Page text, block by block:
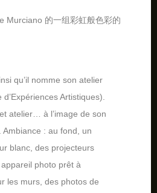
Murciano 的一组彩虹般色彩的
qu’il nomme son atelier
d’Expériences Artistiques).
atelier… à l’image de son
Ambiance : au fond, un
blanc, des projecteurs
photo prêt à
les murs, des photos de